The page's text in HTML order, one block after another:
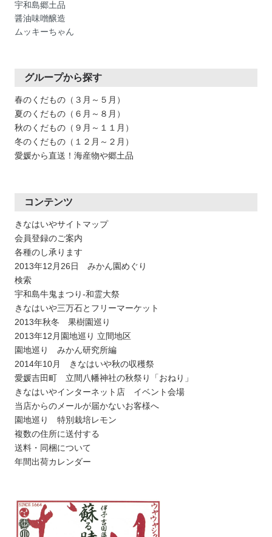
宇和島郷土品
醤油味噌醸造
ムッキーちゃん
グループから探す
春のくだもの（３月～５月）
夏のくだもの（６月～８月）
秋のくだもの（９月～１１月）
冬のくだもの（１２月～２月）
愛媛から直送！海産物や郷土品
コンテンツ
きなはいやサイトマップ
会員登録のご案内
各種のし承ります
2013年12月26日 みかん園めぐり
検索
宇和島牛鬼まつり-和霊大祭
きなはいや三万石とフリーマーケット
2013年秋冬 果樹園巡り
2013年12月園地巡り 立間地区
園地巡り みかん研究所編
2014年10月 きなはいや秋の収穫祭
愛媛吉田町 立間八幡神社の秋祭り「おねり」
きなはいやインターネット店 イベント会場
当店からのメールが届かないお客様へ
園地巡り 特別栽培レモン
複数の住所に送付する
送料・同梱について
年間出荷カレンダー